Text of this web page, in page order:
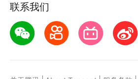
联系我们